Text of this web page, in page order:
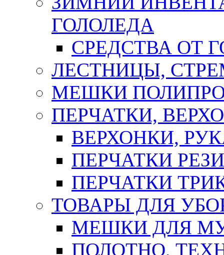
ГОЛОЛЕДА
СРЕДСТВА ОТ
ЛЕСТНИЦЫ,
МЕШКИ
ПЕРЧАТКИ,
ВЕРХОНКИ,
ПЕРЧАТКИ
ПЕРЧАТКИ
ТОВАРЫ ДЛЯ
МЕШКИ ДЛЯ
ПОЛОТНО,